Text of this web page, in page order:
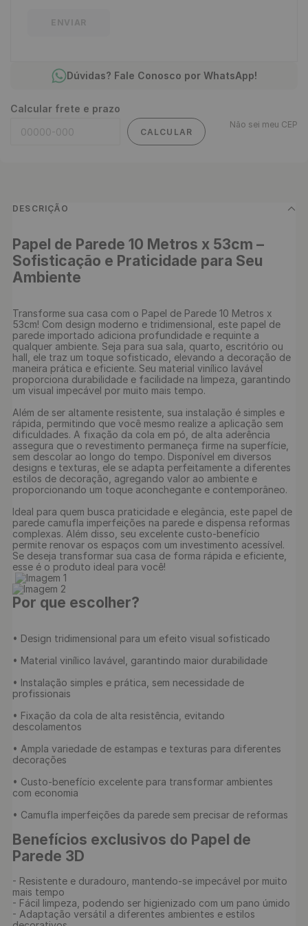
ENVIAR
Dúvidas? Fale Conosco por WhatsApp!
Calcular frete e prazo
CALCULAR
Não sei meu CEP
DESCRIÇÃO
Papel de Parede 10 Metros x 53cm –
Sofisticação e Praticidade para Seu
Ambiente
Transforme sua casa com o Papel de Parede 10 Metros x
53cm! Com design moderno e tridimensional, este papel de
parede importado adiciona profundidade e requinte a
qualquer ambiente. Seja para sua sala, quarto, escritório ou
hall, ele traz um toque sofisticado, elevando a decoração de
maneira prática e eficiente. Seu material vinílico lavável
proporciona durabilidade e facilidade na limpeza, garantindo
um visual impecável por muito mais tempo.
Além de ser altamente resistente, sua instalação é simples e
rápida, permitindo que você mesmo realize a aplicação sem
dificuldades. A fixação da cola em pó, de alta aderência
assegura que o revestimento permaneça firme na superfície,
sem descolar ao longo do tempo. Disponível em diversos
designs e texturas, ele se adapta perfeitamente a diferentes
estilos de decoração, agregando valor ao ambiente e
proporcionando um toque aconchegante e contemporâneo.
Ideal para quem busca praticidade e elegância, este papel de
parede camufla imperfeições na parede e dispensa reformas
complexas. Além disso, seu excelente custo-benefício
permite renovar os espaços com um investimento acessível.
Se deseja transformar sua casa de forma rápida e eficiente,
esse é o produto ideal para você!
Por que escolher?
• Design tridimensional para um efeito visual sofisticado
• Material vinílico lavável, garantindo maior durabilidade
• Instalação simples e prática, sem necessidade de
profissionais
• Fixação da cola de alta resistência, evitando
descolamentos
• Ampla variedade de estampas e texturas para diferentes
decorações
• Custo-benefício excelente para transformar ambientes
com economia
• Camufla imperfeições da parede sem precisar de reformas
Benefícios exclusivos do Papel de
Parede 3D
- Resistente e duradouro, mantendo-se impecável por muito
mais tempo
- Fácil limpeza, podendo ser higienizado com um pano úmido
- Adaptação versátil a diferentes ambientes e estilos